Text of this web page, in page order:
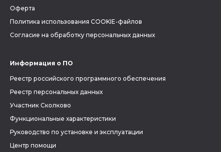
Оферта
Политика использования COOKIE-файлов
Согласие на обработку персональных данных
Информация о ПО
Реестр российского программного обеспечения
Реестр персональных данных
Участник Сколково
Функциональные характеристики
Руководство по установке и эксплуатации
Центр помощи